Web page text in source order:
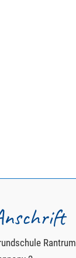
Rantrum